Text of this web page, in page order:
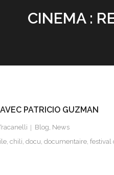
CINEMA :
PATRICIO GUZMAN
Blog News
chili docu documentaire festival